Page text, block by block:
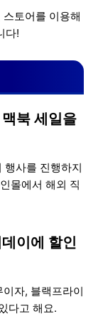
토어를 이용해
다!
북 세일을
행사를 진행하지
몰에서 해외 직
이에 할인
자, 블랙프라이
다고 해요.